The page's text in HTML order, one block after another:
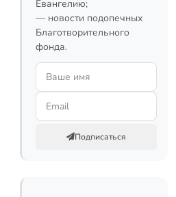
Евангелию;
— новости подопечных
Благотворительного
фонда.
Подписаться